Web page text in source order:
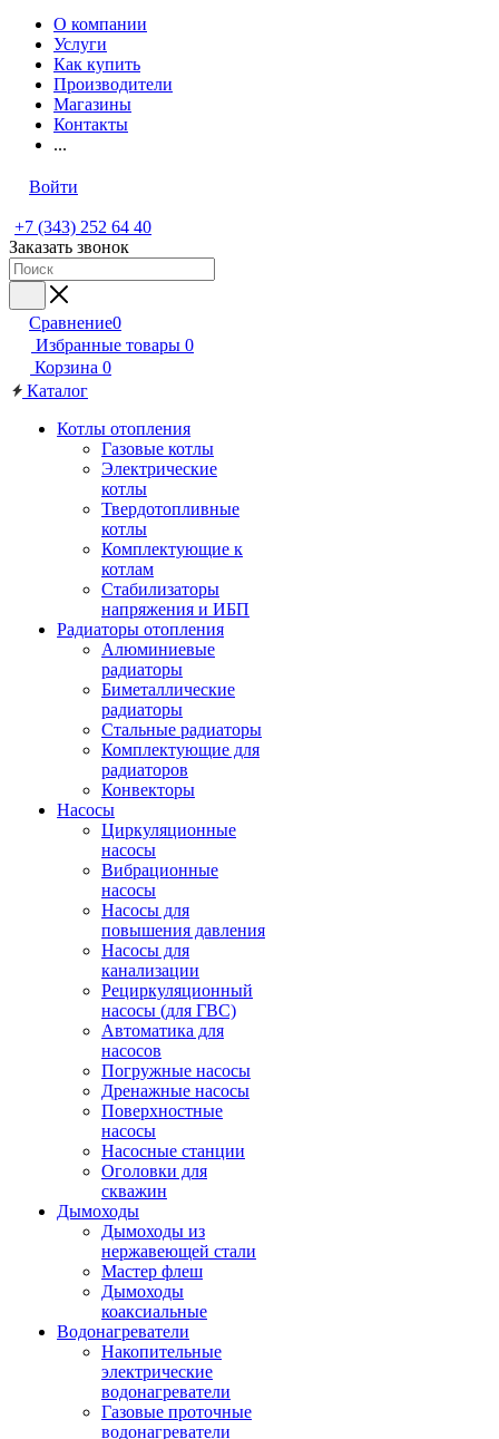
О компании
Услуги
Как купить
Производители
Магазины
Контакты
...
Войти
+7 (343) 252 64 40
Заказать звонок
Сравнение0
Избранные товары 0
Корзина 0
Каталог
Котлы отопления
Газовые котлы
Электрические
котлы
Твердотопливные
котлы
Комплектующие к
котлам
Стабилизаторы
напряжения и ИБП
Радиаторы отопления
Алюминиевые
радиаторы
Биметаллические
радиаторы
Стальные радиаторы
Комплектующие для
радиаторов
Конвекторы
Насосы
Циркуляционные
насосы
Вибрационные
насосы
Насосы для
повышения давления
Насосы для
канализации
Рециркуляционный
насосы (для ГВС)
Автоматика для
насосов
Погружные насосы
Дренажные насосы
Поверхностные
насосы
Насосные станции
Оголовки для
скважин
Дымоходы
Дымоходы из
нержавеющей стали
Мастер флеш
Дымоходы
коаксиальные
Водонагреватели
Накопительные
электрические
водонагреватели
Газовые проточные
водонагреватели